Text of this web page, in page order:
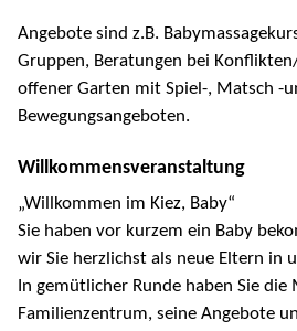
Angebote sind z.B.
Gruppen, Beratungen bei
offener Garten mit Spiel-, Matsch -
Bewegungsangeboten.
Willkommensveranstaltung
„Willkommen im Kiez, Baby“
Sie haben vor kurzem ein Baby
wir Sie herzlichst als neue Eltern in
In gemütlicher Runde haben Sie die
Familienzentrum, seine Angebote